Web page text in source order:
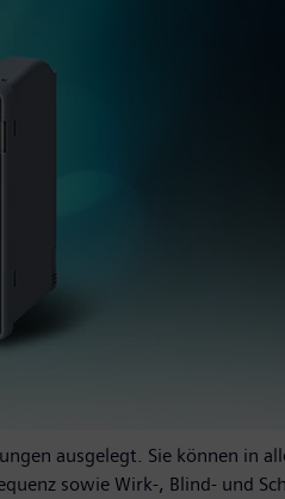
ausgelegt. Sie können in
sowie Wirk-, Blind- und